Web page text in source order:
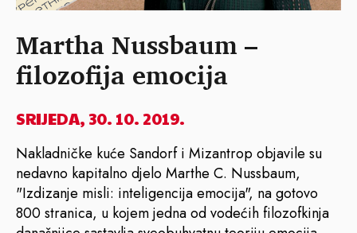
Martha Nussbaum –
filozofija emocija
SRIJEDA, 30. 10. 2019.
Nakladničke kuće Sandorf i Mizantrop objavile su
nedavno kapitalno djelo Marthe C. Nussbaum,
"Izdizanje misli: inteligencija emocija", na gotovo
800 stranica, u kojem jedna od vodećih filozofkinja